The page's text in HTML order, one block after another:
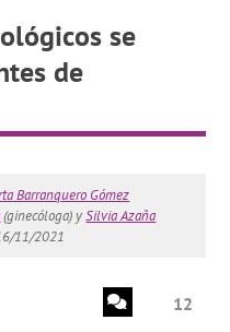
se
de
Barranquero Gómez
(ginecóloga) ySilvia Azaña
11/2021
12